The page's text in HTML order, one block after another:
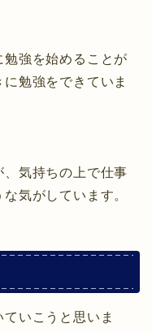
勉強を始めることが
勉強をできていま
気持ちの上で仕事
気がしています。
いこうと思いま